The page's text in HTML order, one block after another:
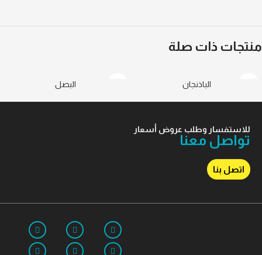
منتجات ذات صلة
الباذنجان البصل
للاستفسار وطلب عروض أسعار
تواصل معنا
اتصل بنا